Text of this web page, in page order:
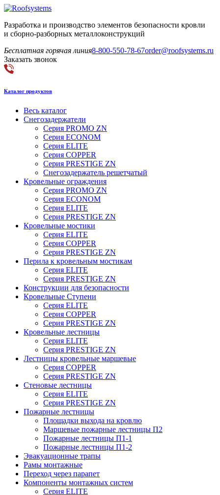
Разработка и производство элементов безопасности кровли
и сборно-разборных металлоконструкций
Бесплатная горячая линия8-800-550-78-67order@roofsystems.ru
Заказать звонок
Каталог продуктов
Весь каталог
Снегозадержатели
Серия PROMO ZN
Серия ECONOM
Серия ELITE
Серия COPPER
Серия PRESTIGE ZN
Снегозадержатель решетчатый
Кровельные ограждения
Серия PROMO ZN
Серия ECONOM
Серия ELITE
Серия PRESTIGE ZN
Кровельные мостики
Серия ELITE
Серия COPPER
Серия PRESTIGE ZN
Перила к кровельным мостикам
Серия ELITE
Серия PRESTIGE ZN
Конструкции для безопасности
Кровельные Ступени
Серия ELITE
Серия COPPER
Серия PRESTIGE ZN
Кровельные лестницы
Серия ELITE
Серия PRESTIGE ZN
Лестницы кровельные маршевые
Серия COPPER
Серия PRESTIGE ZN
Стеновые лестницы
Серия ELITE
Серия PRESTIGE ZN
Пожарные лестницы
Площадки выхода на кровлю
Маршевые пожарные лестницы П2
Пожарные лестницы П1-1
Пожарные лестницы П1-2
Эвакуационные трапы
Рамы монтажные
Переход через парапет
Компоненты монтажных систем
Серия ELITE